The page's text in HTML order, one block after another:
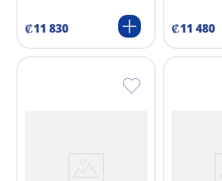
₡11 830 ₡11 480